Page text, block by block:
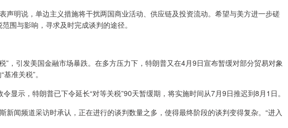
明说，单边主义措施将干扰两国商业活动、供应链及投资流动。希望与美方进一步磋
围与影响，寻求及时完成谈判的途径。
引发美国金融市场暴跌。在多方压力下，特朗普又在4月9日宣布暂缓对部分贸易对象
准关税”。
示，特朗普已下令延长“对等关税”90天暂缓期，将实施时间从7月9日推迟到8月1日。
闻频道采访时承认，正在进行的谈判数量之多，使得最终阶段的谈判变得复杂。“进入